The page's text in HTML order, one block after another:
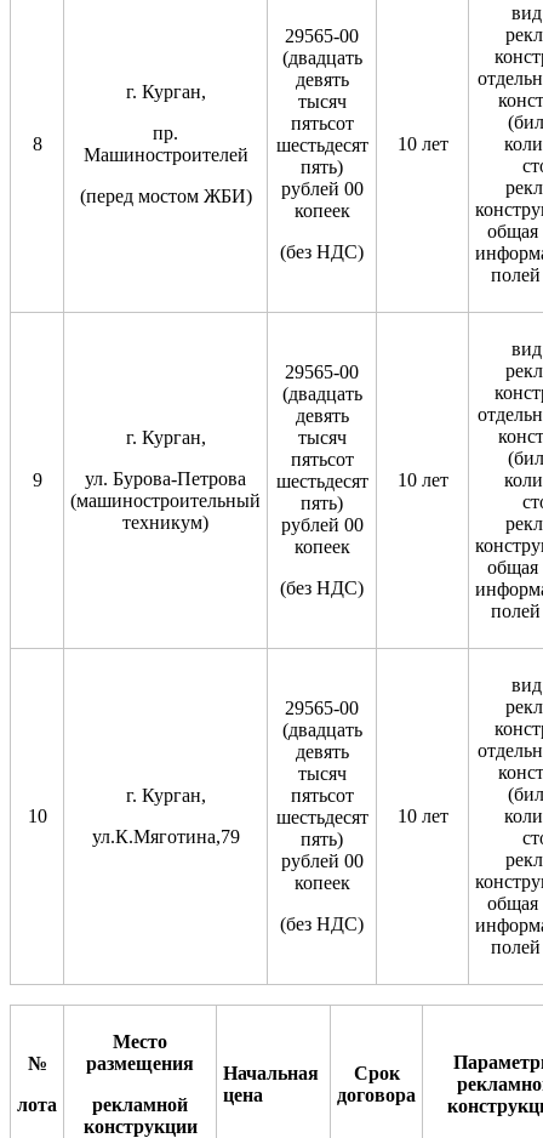
8
г. Курган,
пр.
Машиностроителей
(перед мостом ЖБИ)
29565-00
(двадцать
девять
тысяч
пятьсот
шестьдесят
пять)
рублей 00
копеек
(без НДС)
10 лет
общая
9
г. Курган,
ул. Бурова-Петрова
(машиностроительный
техникум)
29565-00
(двадцать
девять
тысяч
пятьсот
шестьдесят
пять)
рублей 00
копеек
(без НДС)
10 лет
общая
10
г. Курган,
ул.К.Мяготина,79
29565-00
(двадцать
девять
тысяч
пятьсот
шестьдесят
пять)
рублей 00
копеек
(без НДС)
10 лет
общая
№
лота
Место
размещения
рекламной
конструкции
Начальная
цена
Срок
договора